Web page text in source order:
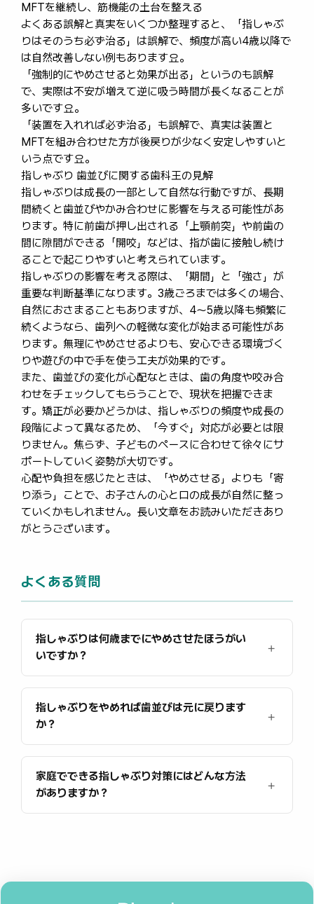
MFTを継続し、筋機能の土台を整える
よくある誤解と真実をいくつか整理すると、「指しゃぶ
りはそのうち必ず治る」は誤解で、頻度が高い4歳以降で
は自然改善しない例もあります요。
「強制的にやめさせると効果が出る」というのも誤解
で、実際は不安が増えて逆に吸う時間が長くなることが
多いです요。
「装置を入れれば必ず治る」も誤解で、真実は装置と
MFTを組み合わせた方が後戻りが少なく安定しやすいと
いう点です요。
指しゃぶり 歯並びに関する歯科王の見解
指しゃぶりは成長の一部として自然な行動ですが、長期
間続くと歯並びやかみ合わせに影響を与える可能性があ
ります。特に前歯が押し出される「上顎前突」や前歯の
間に隙間ができる「開咬」などは、指が歯に接触し続け
ることで起こりやすいと考えられています。
指しゃぶりの影響を考える際は、「期間」と「強さ」が
重要な判断基準になります。3歳ごろまでは多くの場合、
自然におさまることもありますが、4〜5歳以降も頻繁に
続くようなら、歯列への軽微な変化が始まる可能性があ
ります。無理にやめさせるよりも、安心できる環境づく
りや遊びの中で手を使う工夫が効果的です。
また、歯並びの変化が心配なときは、歯の角度や咬み合
わせをチェックしてもらうことで、現状を把握できま
す。矯正が必要かどうかは、指しゃぶりの頻度や成長の
段階によって異なるため、「今すぐ」対応が必要とは限
りません。焦らず、子どものペースに合わせて徐々にサ
ポートしていく姿勢が大切です。
心配や負担を感じたときは、「やめさせる」よりも「寄
り添う」ことで、お子さんの心と口の成長が自然に整っ
ていくかもしれません。長い文章をお読みいただきあり
がとうございます。
よくある質問
指しゃぶりは何歳までにやめさせたほうがい
いですか？
指しゃぶりをやめれば歯並びは元に戻ります
か？
家庭でできる指しゃぶり対策にはどんな方法
がありますか？